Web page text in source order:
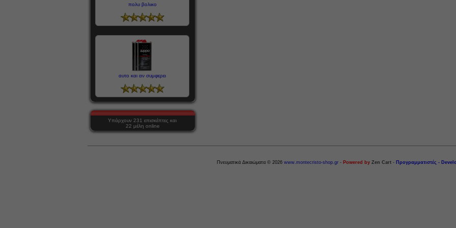
πολυ βολικο
αυτο και αν συμφερει
Υπάρχουν 231 επισκέπτες και
22 μέλη online
Πνευματικά Δικαιώματα © 2026 www.montecristo-shop.gr - Powered by Zen Cart - Προγραμματιστές -